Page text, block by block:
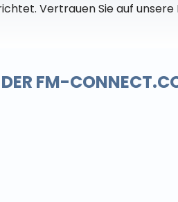
Vertrauen Sie auf unsere
FM-